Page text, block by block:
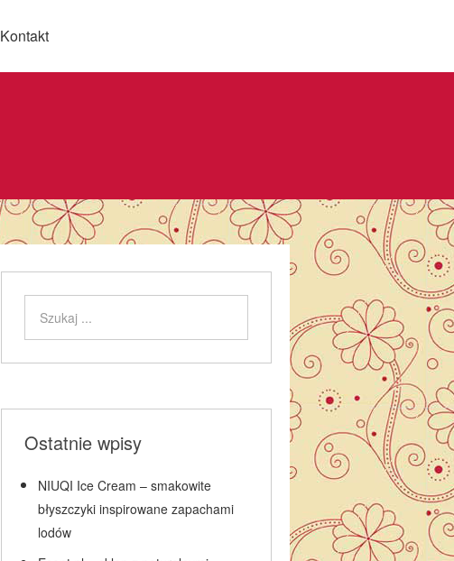
Kontakt
Ostatnie wpisy
NIUQI Ice Cream – smakowite
błyszczyki inspirowane zapachami
lodów